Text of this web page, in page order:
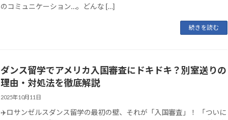
のコミュニケーション…。どんな […]
続きを読む
ダンス留学でアメリカ入国審査にドキドキ？別室送りの
理由・対処法を徹底解説
2025年10月11日
✈️ロサンゼルスダンス留学の最初の壁、それが「入国審査」！ 「ついに